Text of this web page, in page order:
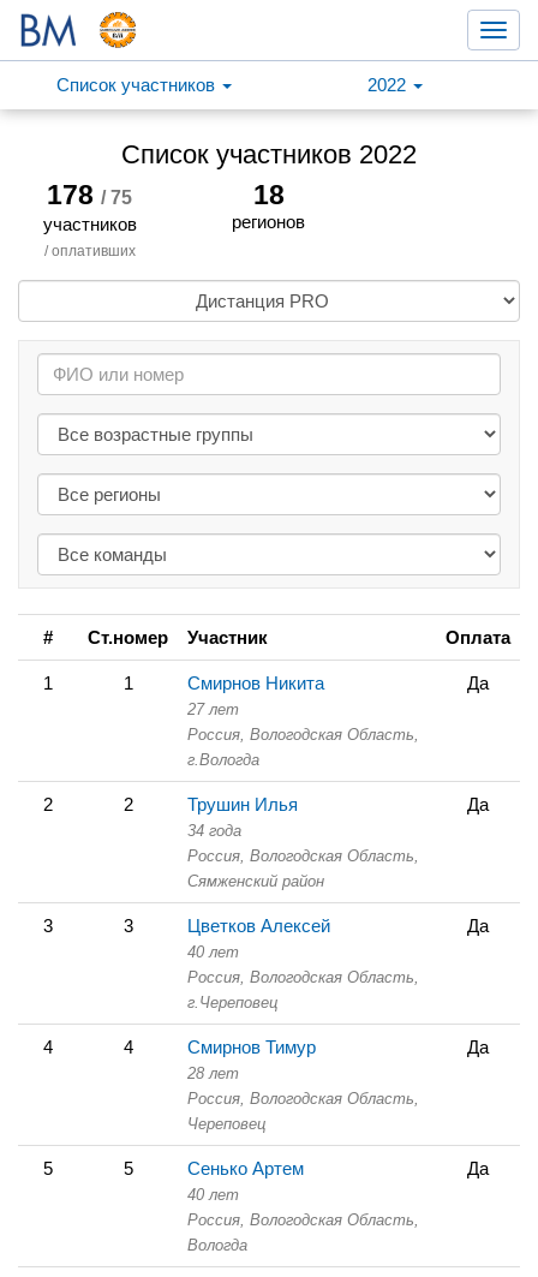
Список участников
2022
Список участников 2022
178/ 75
участников
/ оплативших
18
регионов
# Ст.номер Участник Оплата
1 1 Смирнов Никита
27 лет
Россия, Вологодская Область,
г.Вологда
Да
2 2 Трушин Илья
34 года
Россия, Вологодская Область,
Сямженский район
Да
3 3 Цветков Алексей
40 лет
Россия, Вологодская Область,
г.Череповец
Да
4 4 Смирнов Тимур
28 лет
Россия, Вологодская Область,
Череповец
Да
5 5 Сенько Артем
40 лет
Россия, Вологодская Область,
Вологда
Да